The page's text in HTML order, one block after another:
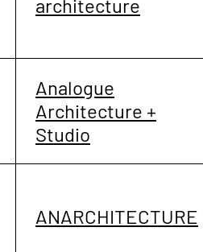
architecture
Analogue
Architecture +
Studio
ANARCHITECTURE